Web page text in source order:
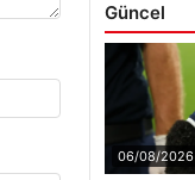
Güncel
06/08/2026